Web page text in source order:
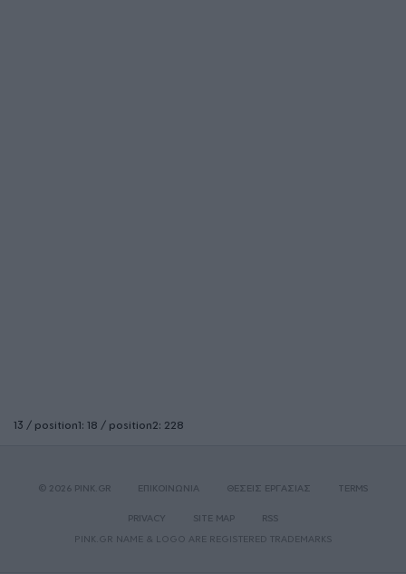
13 / position1: 18 / position2: 228
© 2026 PINK.GR ΕΠΙΚΟΙΝΩΝΙΑ ΘΕΣΕΙΣ ΕΡΓΑΣΙΑΣ TERMS
PRIVACY SITE MAP
RSS
PINK.GR NAME & LOGO ARE REGISTERED TRADEMARKS